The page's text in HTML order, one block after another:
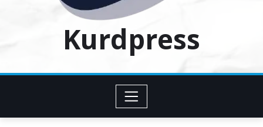
Kurdpress